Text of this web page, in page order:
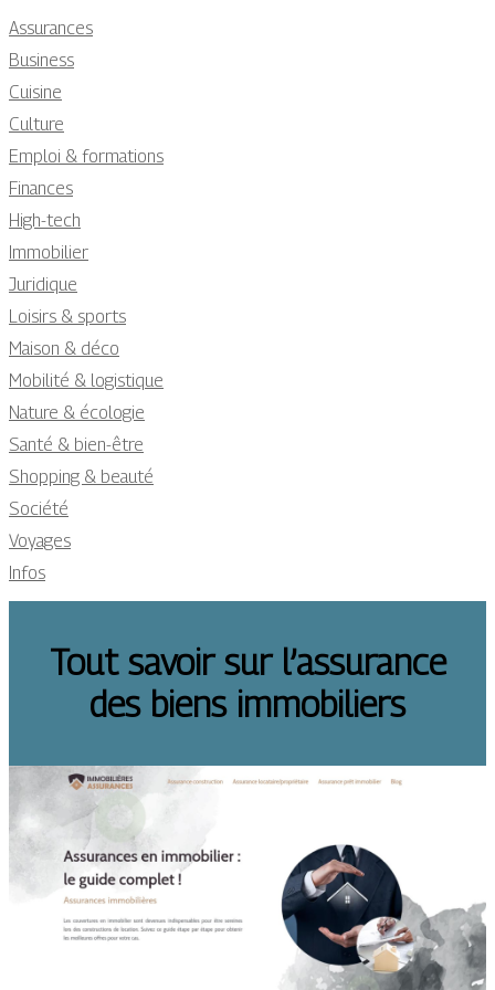
Assurances
Business
Cuisine
Culture
Emploi & formations
Finances
High-tech
Immobilier
Juridique
Loisirs & sports
Maison & déco
Mobilité & logistique
Nature & écologie
Santé & bien-être
Shopping & beauté
Société
Voyages
Infos
Tout savoir sur l’assurance
des biens immobiliers